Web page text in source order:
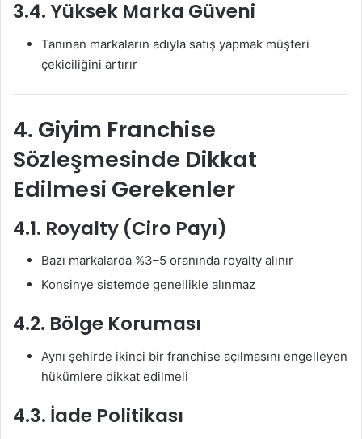
3.4. Yüksek Marka Güveni
Tanınan markaların adıyla satış yapmak müşteri
çekiciliğini artırır
4. Giyim Franchise
Sözleşmesinde Dikkat
Edilmesi Gerekenler
4.1. Royalty (Ciro Payı)
Bazı markalarda %3–5 oranında royalty alınır
Konsinye sistemde genellikle alınmaz
4.2. Bölge Koruması
Aynı şehirde ikinci bir franchise açılmasını engelleyen
hükümlere dikkat edilmeli
4.3. İade Politikası